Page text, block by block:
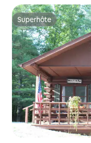
Superhôte
Superhôte